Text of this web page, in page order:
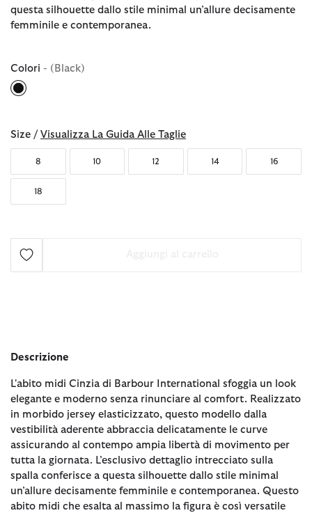
questa silhouette dallo stile minimal un’allure decisamente
femminile e contemporanea.
Colori - (Black)
Size / Visualizza La Guida Alle Taglie
8 10 12 14 16
18
Descrizione
L'abito midi Cinzia di Barbour International sfoggia un look
elegante e moderno senza rinunciare al comfort. Realizzato
in morbido jersey elasticizzato, questo modello dalla
vestibilità aderente abbraccia delicatamente le curve
assicurando al contempo ampia libertà di movimento per
tutta la giornata. L’esclusivo dettaglio intrecciato sulla
spalla conferisce a questa silhouette dallo stile minimal
un’allure decisamente femminile e contemporanea. Questo
abito midi che esalta al massimo la figura è così versatile